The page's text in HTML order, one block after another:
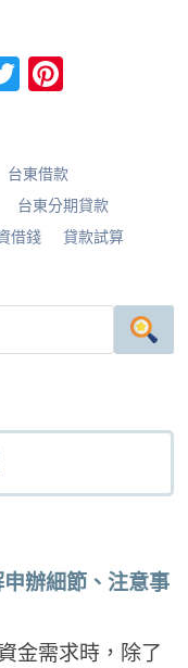
T
er es
t
台東借款
台東分期貸款
借錢 貸款試算
辦細節、注意事
金需求時，除了